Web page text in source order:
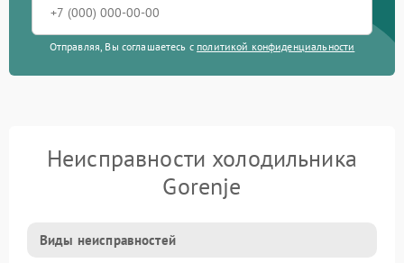
Отправляя, Вы соглашаетесь с политикой конфиденциальности
Неисправности холодильника
Gorenje
Виды неисправностей